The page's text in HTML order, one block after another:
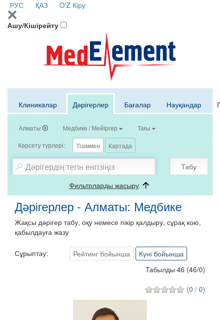
РУС ҚАЗ O'Z Кіру
Ашу/Кішірейту
Клиникалар Дәрігерлер Бағалар Науқандар
Алматы Медбике / Мейiргер Тағы
Көрсету түрлері: Тізіммен Картада
Табу
Фильтрларды жасыру
Дәрігерлер - Алматы: Медбике
Жақсы дәрігер табу, оқу немесе пікір қалдыру, сұрақ кою,
қабылдауға жазу
Сұрыптау: Рейтинг бойынша
Күні бойынша
Табылды 46 (46/0)
(0 / 0)